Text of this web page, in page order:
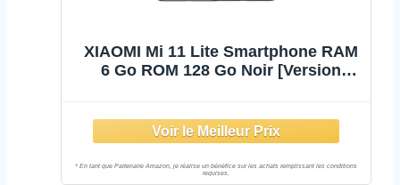
XIAOMI Mi 11 Lite Smartphone RAM
6 Go ROM 128 Go Noir [Version